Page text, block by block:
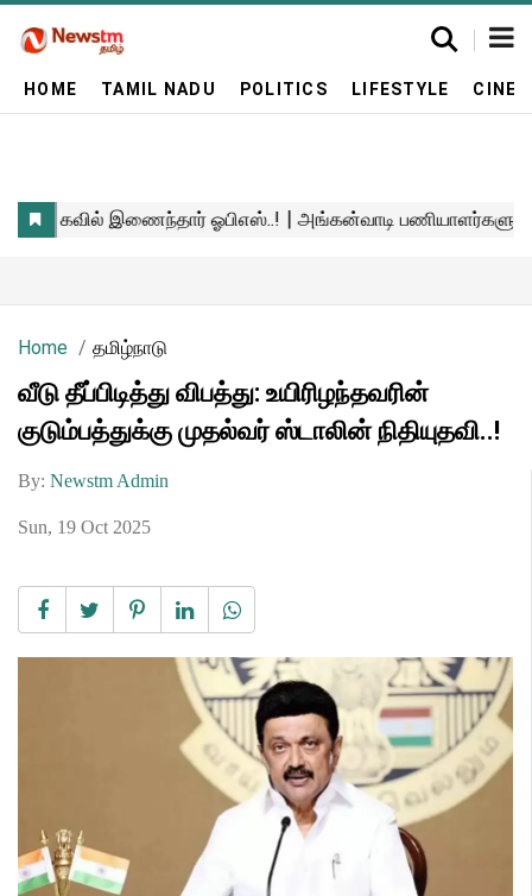
HOME TAMIL NADU POLITICS LIFESTYLE
Home தமிழ்நாடு
வீடு தீப்பிடித்து விபத்து: உயிரிழந்தவரின்
குடும்பத்துக்கு முதல்வர் ஸ்டாலின் நிதியுதவி..!
By: Newstm Admin
Sun, 19 Oct 2025